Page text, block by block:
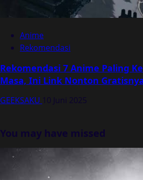
Anime
Rekomendasi
Rekomendasi 7 Anime Paling
Masa, Ini Link Nonton
GEEKSAKU 10 Juni 2025
You may have missed